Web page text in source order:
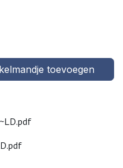
toevoegen